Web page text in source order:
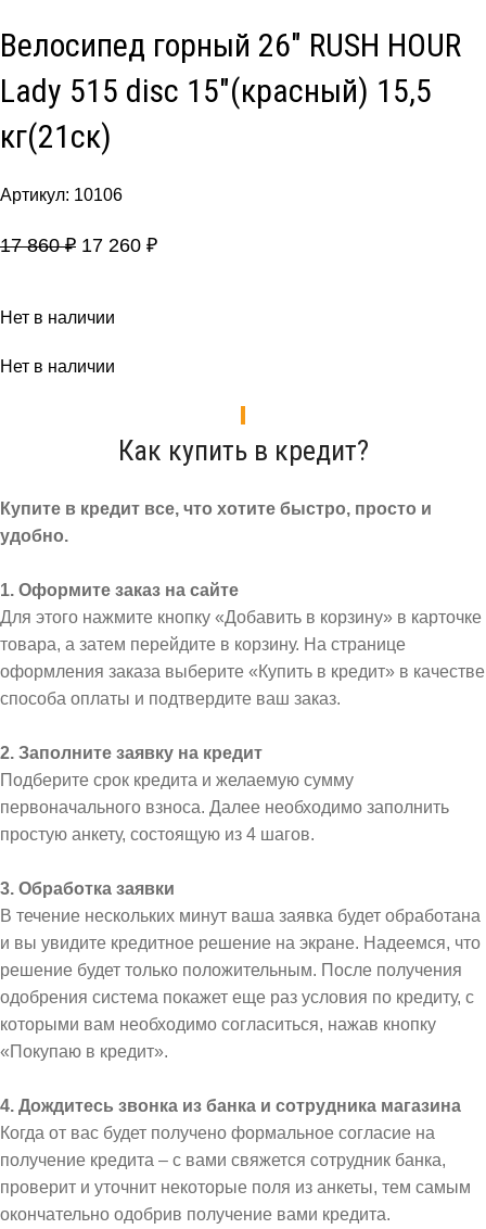
Велосипед горный 26″ RUSH HOUR
Lady 515 disc 15″(красный) 15,5
кг(21ск)
Артикул: 10106
17 860₽ 17 260 ₽
Нет в наличии
Нет в наличии
Как купить в кредит?
Купите в кредит все, что хотите быстро, просто и
удобно.
1. Оформите заказ на сайте
Для этого нажмите кнопку «Добавить в корзину» в карточке
товара, а затем перейдите в корзину. На странице
оформления заказа выберите «Купить в кредит» в качестве
способа оплаты и подтвердите ваш заказ.
2. Заполните заявку на кредит
Подберите срок кредита и желаемую сумму
первоначального взноса. Далее необходимо заполнить
простую анкету, состоящую из 4 шагов.
3. Обработка заявки
В течение нескольких минут ваша заявка будет обработана
и вы увидите кредитное решение на экране. Надеемся, что
решение будет только положительным. После получения
одобрения система покажет еще раз условия по кредиту, с
которыми вам необходимо согласиться, нажав кнопку
«Покупаю в кредит».
4. Дождитесь звонка из банка и сотрудника магазина
Когда от вас будет получено формальное согласие на
получение кредита – с вами свяжется сотрудник банка,
проверит и уточнит некоторые поля из анкеты, тем самым
окончательно одобрив получение вами кредита.